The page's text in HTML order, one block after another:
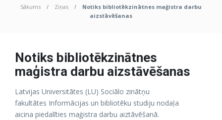
Sākums Ziņas
Notiks bibliotēkzinātnes maģistra darbu
aizstāvēšanas
Notiks bibliotēkzinātnes
maģistra darbu aizstāvēšanas
Latvijas Universitātes (LU) Sociālo zinātņu
fakultātes Informācijas un bibliotēku studiju nodaļa
aicina piedalīties maģistra darbu aiztāvēšanā.